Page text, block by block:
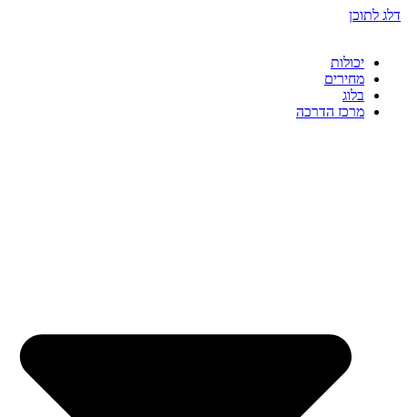
דלג לתוכן
יכולות
מחירים
בלוג
מרכז הדרכה